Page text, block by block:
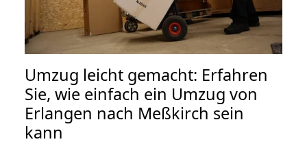
Umzug leicht gemacht: Erfahren
Sie, wie einfach ein Umzug von
Erlangen nach Meßkirch sein
kann